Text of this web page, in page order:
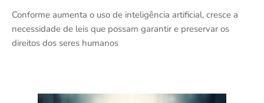
Conforme aumenta o uso de inteligência artificial, cresce a
necessidade de leis que possam garantir e preservar os
direitos dos seres humanos